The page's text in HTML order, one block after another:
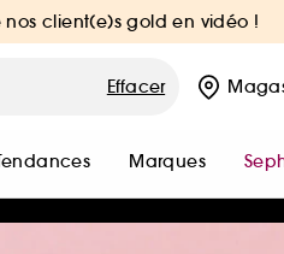
nos client(e)s gold en vidéo !
Effacer
Marques